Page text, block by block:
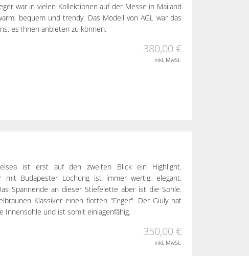
war in vielen Kollektionen auf der Messe in Mailand
bequem und trendy. Das Modell von AGL war das
es Ihnen anbieten zu können.
380,00 €
inkl. MwSt.
ist erst auf den zweiten Blick ein Highlight.
mit Budapester Lochung ist immer wertig, elegant,
Spannende an dieser Stiefelette aber ist die Sohle.
Klassiker einen flotten "Feger". Der Giuly hat
Innensohle und ist somit einlagenfähig.
350,00 €
inkl. MwSt.